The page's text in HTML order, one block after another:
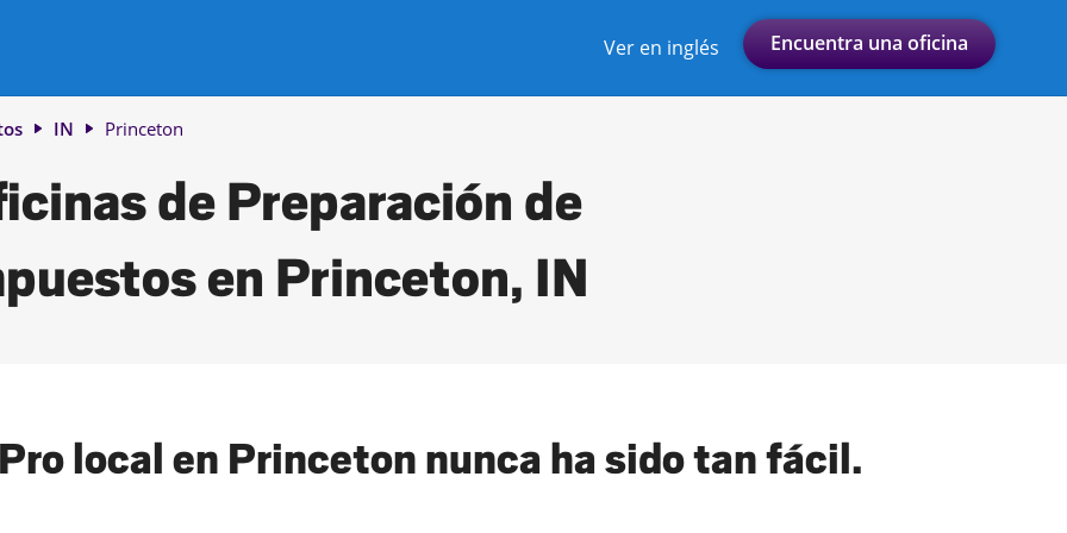
Encuentra una oficina
Ver en inglés
IN Princeton
de Preparación de
en Princeton, IN
local en Princeton nunca ha sido tan fácil.